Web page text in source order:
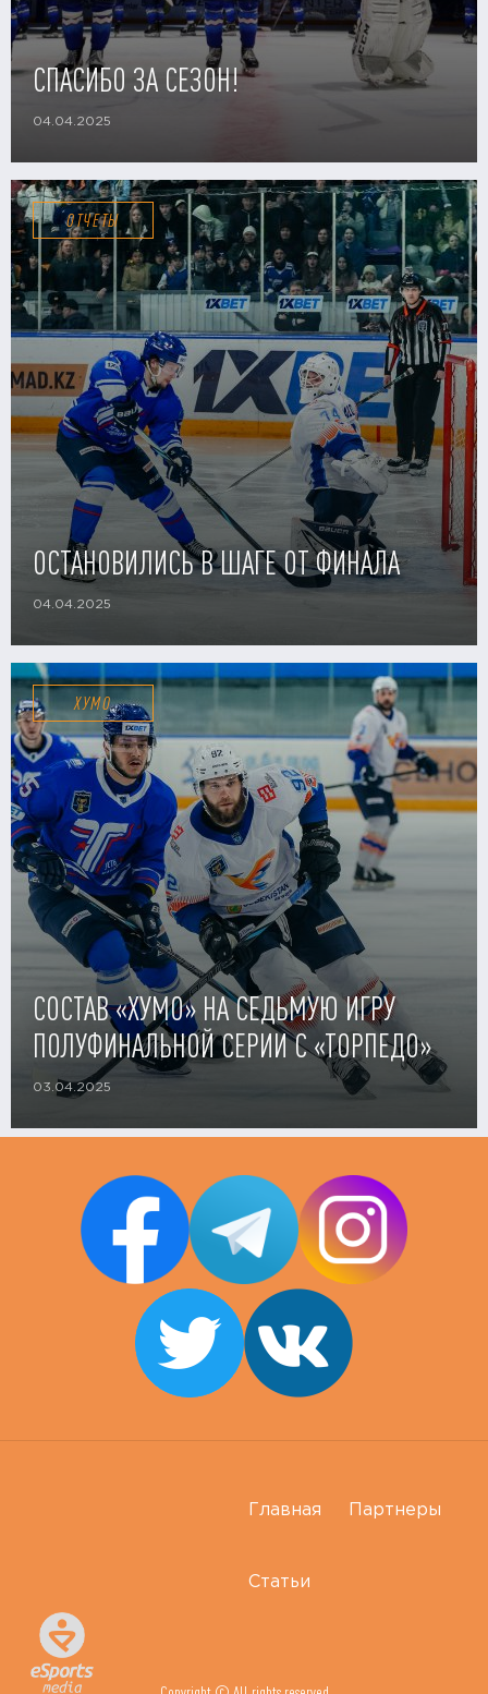
СПАСИБО ЗА СЕЗОН!
04.04.2025
ОТЧЕТЫ
ОСТАНОВИЛИСЬ В ШАГЕ ОТ ФИНАЛА
04.04.2025
ХУМО
СОСТАВ «ХУМО» НА СЕДЬМУЮ ИГРУ
ПОЛУФИНАЛЬНОЙ СЕРИИ С «ТОРПЕДО»
03.04.2025
Главная Партнеры
Статьи